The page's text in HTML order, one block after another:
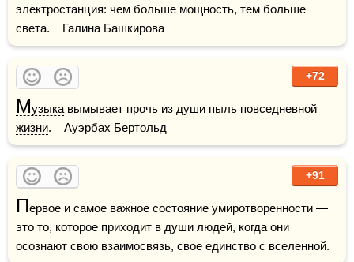
электростанция: чем больше мощность, тем больше
света.    Галина Башкирова
+72
Музыка
жизни.    Ауэрбах Бертольд
+91
Первое и самое важное состояние умиротворенности —
это то, которое приходит в души людей, когда они
осознают свою взаимосвязь, свое единство с вселенной.